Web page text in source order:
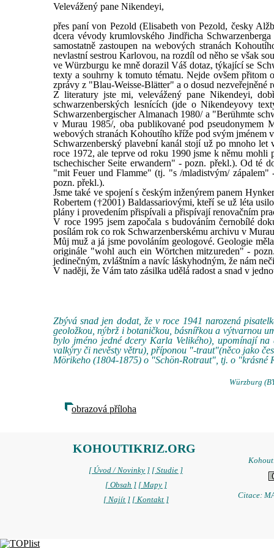
Velevážený pane Nikendeyi,
přes paní von Pezold (Elisabeth von Pezold, česky
dcera vévody krumlovského Jindřicha
samostatně zastoupen na webových stranách
nevlastní sestrou Karlovou, na rozdíl od něho se však
ve Würzburgu ke mně dorazil Váš dotaz, týkající se
texty a souhrny k tomuto tématu. Nejde ovšem přitom
zprávy z "Blau-Weisse-Blätter" a o dosud
Z literatury jste mi, velevážený pane Nikendeyi,
schwarzenberských lesnících (jde o Nikendeyovy
Schwarzenbergischer Almanach 1980/ a "Berühmte
v Murau 1985/, oba publikované pod pseudonymem
webových stranách Kohoutího kříže pod svým jménem
Schwarzenberský plavební kanál stojí už po mnoho
roce 1972, ale teprve od roku 1990 jsme k němu
tschechischer Seite erwandern" - pozn. překl.). Od té
"mit Feuer und Flamme" (tj. "s /mladistvým/
pozn. překl.).
Jsme také ve spojení s českým inženýrem panem
Robertem (†2001) Baldassariovými, kteří se už léta
plány i provedením přispívali a přispívají renovačním
V roce 1995 jsem započala s budováním černobílé
posílám rok co rok Schwarzenberskému archivu v
Můj muž a já jsme povoláním geologové. Geologie
originále "wohl auch ein Wörtchen mitzureden" -
jedinečným, zvláštním a navíc láskyhodným, že nám
V naději, že Vám tato zásilka udělá radost a snad v
Zbývá snad jen dodat, že v roce 1941 narozená
geoložkou, nýbrž i botaničkou, básnířkou a výtvarnou
bylo jméno jedné dcery Karla Velikého), upomínají
valkýry či nevěsty větru), příponou "-traut"(něco jako
Mörikeho (1804-1875) o "Schön-Rotraut", tj. o "krásné
Würzburg
obrazová příloha
KOHOUTIKRIZ.ORG
[ Úvod / Novinky ] [ Studie ]
[ Obsah ] [ Mapy ]
[ Najít ] [ Kontakt ] Citace: